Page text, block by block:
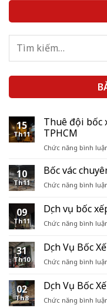
15
Th11
Thuê đội bốc
TPHCM
Chức năng bình
10
Th11
Bốc vác
Chức năng bình
09
Th11
Dịch vụ bốc
Chức năng bình
31
Th10
Dịch Vụ Bốc
Chức năng bình
02
Th8
Dịch Vụ Bốc
Chức năng bình